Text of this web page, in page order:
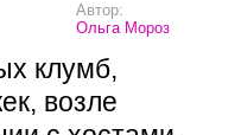
Автор:
Ольга Мороз
клумб,
возле